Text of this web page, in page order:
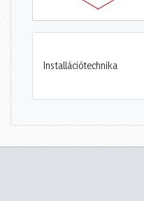
Installációtechnika